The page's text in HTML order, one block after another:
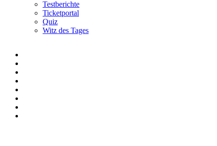
Testberichte
Ticketportal
Quiz
Witz des Tages